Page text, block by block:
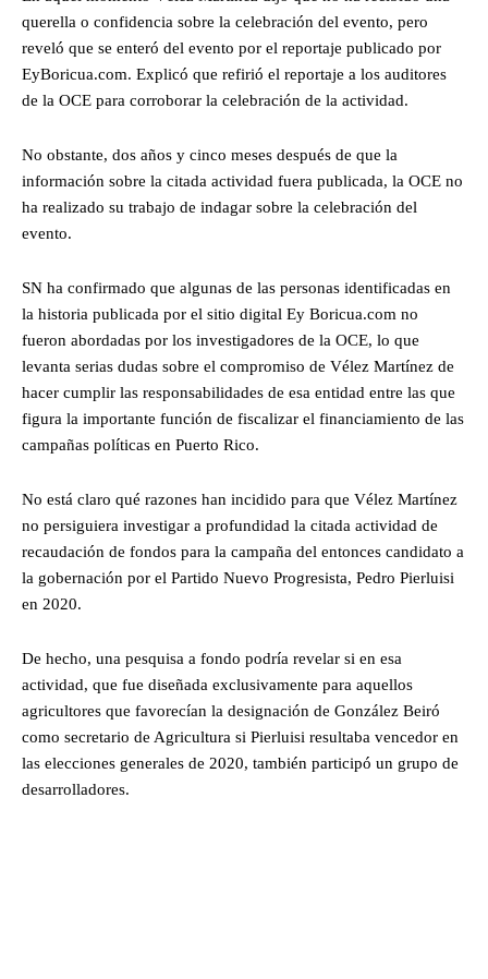
querella o confidencia sobre la celebración del evento, pero
reveló que se enteró del evento por el reportaje publicado por
EyBoricua.com. Explicó que refirió el reportaje a los auditores
de la OCE para corroborar la celebración de la actividad.
No obstante, dos años y cinco meses después de que la
información sobre la citada actividad fuera publicada, la OCE no
ha realizado su trabajo de indagar sobre la celebración del
evento.
SN ha confirmado que algunas de las personas identificadas en
la historia publicada por el sitio digital Ey Boricua.com no
fueron abordadas por los investigadores de la OCE, lo que
levanta serias dudas sobre el compromiso de Vélez Martínez de
hacer cumplir las responsabilidades de esa entidad entre las que
figura la importante función de fiscalizar el financiamiento de las
campañas políticas en Puerto Rico.
No está claro qué razones han incidido para que Vélez Martínez
no persiguiera investigar a profundidad la citada actividad de
recaudación de fondos para la campaña del entonces candidato a
la gobernación por el Partido Nuevo Progresista, Pedro Pierluisi
en 2020.
De hecho, una pesquisa a fondo podría revelar si en esa
actividad, que fue diseñada exclusivamente para aquellos
agricultores que favorecían la designación de González Beiró
como secretario de Agricultura si Pierluisi resultaba vencedor en
las elecciones generales de 2020, también participó un grupo de
desarrolladores.